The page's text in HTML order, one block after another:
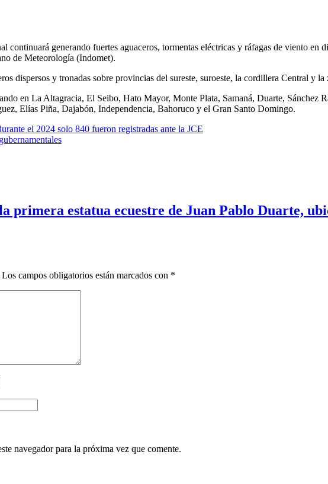
continuará generando fuertes aguaceros, tormentas eléctricas y ráfagas de viento en
de Meteorología (Indomet).
dispersos y tronadas sobre provincias del sureste, suroeste, la cordillera Central y
en La Altagracia, El Seibo, Hato Mayor, Monte Plata, Samaná, Duarte, Sánchez
Elías Piña, Dajabón, Independencia, Bahoruco y el Gran Santo Domingo.
el 2024 solo 840 fueron registradas ante la JCE
estatua ecuestre de Juan Pablo Duarte,
Los campos obligatorios están marcados con *
navegador para la próxima vez que comente.